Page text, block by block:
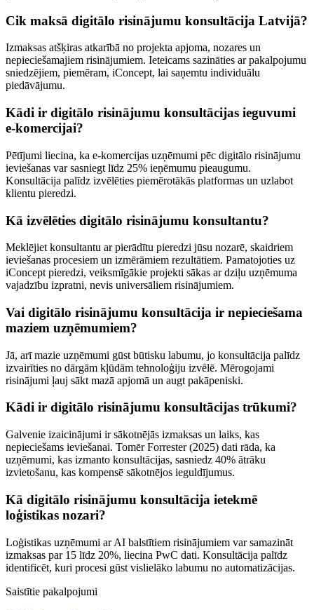
Cik maksā digitālo risinājumu konsultācija Latvijā?
Izmaksas atšķiras atkarībā no projekta apjoma, nozares un
nepieciešamajiem risinājumiem. Ieteicams sazināties ar pakalpojumu
sniedzējiem, piemēram, iConcept, lai saņemtu individuālu
piedāvājumu.
Kādi ir digitālo risinājumu konsultācijas ieguvumi
e-komercijai?
Pētījumi liecina, ka e-komercijas uzņēmumi pēc digitālo risinājumu
ieviešanas var sasniegt līdz 25% ieņēmumu pieaugumu.
Konsultācija palīdz izvēlēties piemērotākās platformas un uzlabot
klientu pieredzi.
Kā izvēlēties digitālo risinājumu konsultantu?
Meklējiet konsultantu ar pierādītu pieredzi jūsu nozarē, skaidriem
ieviešanas procesiem un izmērāmiem rezultātiem. Pamatojoties uz
iConcept pieredzi, veiksmīgākie projekti sākas ar dziļu uzņēmuma
vajadzību izpratni, nevis universāliem risinājumiem.
Vai digitālo risinājumu konsultācija ir nepieciešama
maziem uzņēmumiem?
Jā, arī mazie uzņēmumi gūst būtisku labumu, jo konsultācija palīdz
izvairīties no dārgām kļūdām tehnoloģiju izvēlē. Mērogojami
risinājumi ļauj sākt mazā apjomā un augt pakāpeniski.
Kādi ir digitālo risinājumu konsultācijas trūkumi?
Galvenie izaicinājumi ir sākotnējās izmaksas un laiks, kas
nepieciešams ieviešanai. Tomēr Forrester (2025) dati rāda, ka
uzņēmumi, kas izmanto konsultācijas, sasniedz 40% ātrāku
izvietošanu, kas kompensē sākotnējos ieguldījumus.
Kā digitālo risinājumu konsultācija ietekmē
loģistikas nozari?
Loģistikas uzņēmumi ar AI balstītiem risinājumiem var samazināt
izmaksas par 15 līdz 20%, liecina PwC dati. Konsultācija palīdz
identificēt, kuri procesi gūst vislielāko labumu no automatizācijas.
Saistītie pakalpojumi